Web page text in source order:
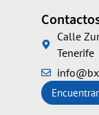
Calle
Tenerife